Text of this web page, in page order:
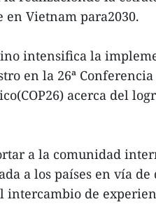
Vietnam para2030.
intensifica la
en la 26ª
acerca del
a la comunidad
a los países en vía de
de